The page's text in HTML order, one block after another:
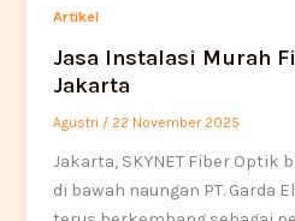
Artikel
Jasa Instalasi Murah
Jakarta
Agustri / 22 November 2025
Jakarta, SKYNET Fiber Optik
di bawah naungan PT. Garda